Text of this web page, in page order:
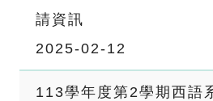
請資訊
2025-02-12
113學年度第2學期西語